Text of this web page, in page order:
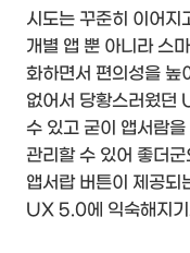
시도는 꾸준히 이어지
개별 앱 뿐 아니라 스
화하면서 편의성을 높
없어서 당황스러웠던
수 있고 굳이 앱서람
관리할 수 있어 좋더
앱서랍 버튼이 제공
UX 5.0에 익숙해지기